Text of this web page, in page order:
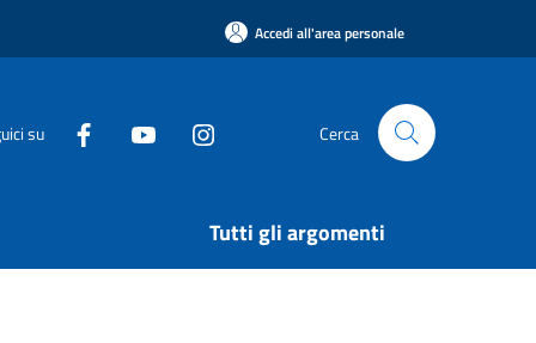
Accedi all'area personale
su Cerca
Tutti gli argomenti